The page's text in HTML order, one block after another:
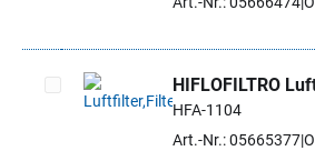
Artikel auswählen
HIFLOFILTRO
HFA-1104
Art.-Nr.: 05665377